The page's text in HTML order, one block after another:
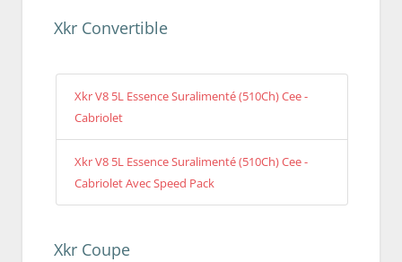
Xkr Convertible
Xkr V8 5L Essence Suralimenté (510Ch) Cee -
Cabriolet
Xkr V8 5L Essence Suralimenté (510Ch) Cee -
Cabriolet Avec Speed Pack
Xkr Coupe